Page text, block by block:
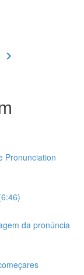
Pronunciation
da pronúncia